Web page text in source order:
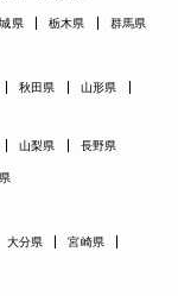
県 栃木県 群馬県
秋田県
山形県
山梨県 長野県
大分県
宮崎県